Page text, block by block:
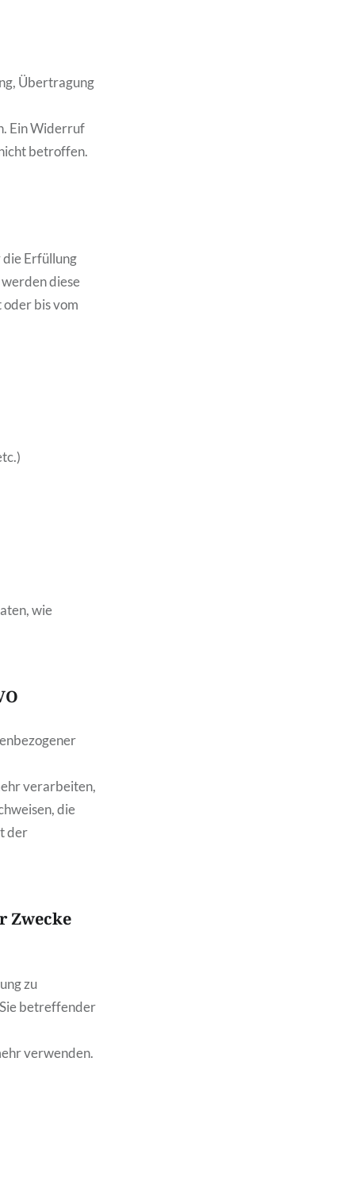
Übertragung
Ein Widerruf
betroffen.
die Erfüllung
diese
bis vom
wie
verarbeiten,
die
der
Zwecke
zu
betreffender
verwenden.